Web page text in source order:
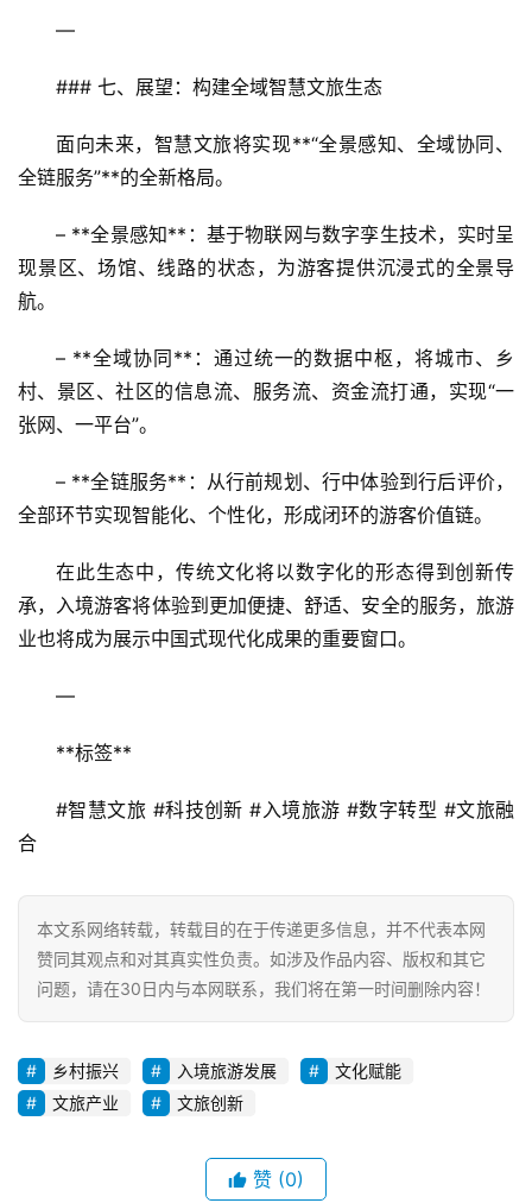
—
### 七、展望：构建全域智慧文旅生态
面向未来，智慧文旅将实现**“全景感知、全域协同、
全链服务”**的全新格局。
– **全景感知**：基于物联网与数字孪生技术，实时呈
现景区、场馆、线路的状态，为游客提供沉浸式的全景导
航。
– **全域协同**：通过统一的数据中枢，将城市、乡
村、景区、社区的信息流、服务流、资金流打通，实现“一
张网、一平台”。
– **全链服务**：从行前规划、行中体验到行后评价，
全部环节实现智能化、个性化，形成闭环的游客价值链。
在此生态中，传统文化将以数字化的形态得到创新传
承，入境游客将体验到更加便捷、舒适、安全的服务，旅游
业也将成为展示中国式现代化成果的重要窗口。
—
**标签**
#智慧文旅 #科技创新 #入境旅游 #数字转型 #文旅融
合
本文系网络转载，转载目的在于传递更多信息，并不代表本网
赞同其观点和对其真实性负责。如涉及作品内容、版权和其它
问题，请在30日内与本网联系，我们将在第一时间删除内容！
乡村振兴 入境旅游发展
文化赋能
文旅产业
文旅创新
赞 (0)